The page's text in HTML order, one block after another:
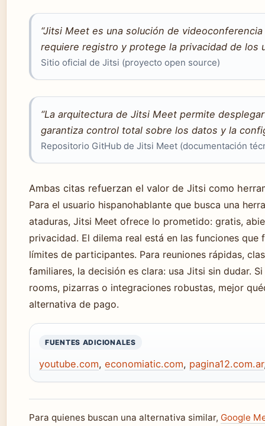
“Jitsi Meet es una solución de
requiere registro y protege la privacidad de los
Sitio oficial de Jitsi (proyecto open source)
“La arquitectura de Jitsi Meet permite
garantiza control total sobre los datos y la
Repositorio GitHub de Jitsi Meet (documentación
Ambas citas refuerzan el valor de Jitsi como
Para el usuario hispanohablante que busca una
ataduras, Jitsi Meet ofrece lo prometido: gratis,
privacidad. El dilema real está en las funciones
límites de participantes. Para reuniones rápidas,
familiares, la decisión es clara: usa Jitsi sin dudar.
rooms, pizarras o integraciones robustas, mejor
alternativa de pago.
FUENTES ADICIONALES
youtube.com, economiatic.com, pagina12.com.ar
Para quienes buscan una alternativa similar, Google